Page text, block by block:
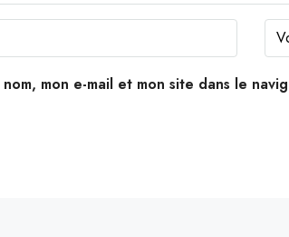
mon e-mail et mon site dans le